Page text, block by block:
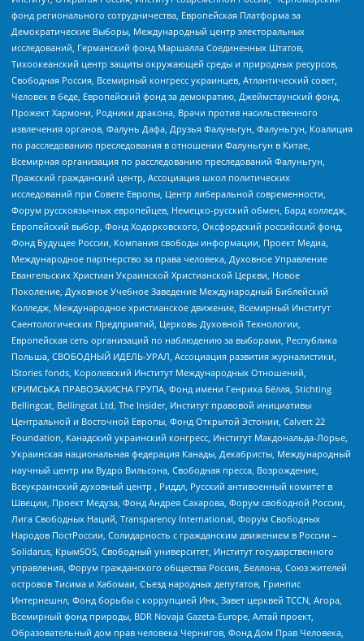
фонд регионального сотрудничества, Европейская Платформа за
Демократические Выборы, Международный центр электоральных
исследований, Германский фонд Маршалла Соединенных Штатов,
Тихоокеанский центр защиты окружающей среды и природных ресурсов,
Свободная Россия, Всемирный конгресс украинцев, Атлантический совет,
Человек в беде, Европейский фонд за демократию, Джеймстаунский фонд,
Прожект Хармони, Родники дракона, Врачи против насильственного
извлечения органов, Фалунь Дафа, Друзья Фалуньгун, Фалуньгун, Коалиция
по расследованию преследования в отношении Фалуньгун в Китае,
Всемирная организация по расследованию преследований Фалуньгун,
Пражский гражданский центр, Ассоциация школ политических
исследований при Совете Европы, Центр либеральной современности,
Форум русскоязычных европейцев, Немецко-русский обмен, Бард колледж,
Европейский выбор, Фонд Ходорковского, Оксфордский российский фонд,
Фонд Будущее России, Компания свободы информации, Проект Медиа,
Международное партнерство за права человека, Духовное Управление
Евангельских Христиан Украинской Христианской Церкви, Новое
Поколение, Духовное Учебное Заведение Международный Библейский
Колледж, Международное христианское движение, Всемирный Институт
Саентологических Предприятий, Церковь Духовной Технологии,
Европейская сеть организаций по наблюдению за выборами, Республика
Польша, СВОБОДНЫЙ ИДЕЛЬ-УРАЛ, Ассоциация развития журналистики,
IStories fonds, Королевский Институт Международных Отношений,
КРИМСЬКА ПРАВОЗАХИСНА ГРУПА, Фонд имени Генриха Бёлля, Stichting
Bellingcat, Bellingcat Ltd, The Insider, Институт правовой инициативы
Центральной и Восточной Европы, Фонд Открытой Эстонии, Calvert 22
Foundation, Канадский украинский конгресс, Институт Макдональда-Лорье,
Украинская национальная федерация Канады, Декабристы, Международный
научный центр им Вудро Вильсона, Свободная пресса, Возрождение,
Всеукраинский духовный центр , Риддл, Русский антивоенный комитет в
Швеции, Проект Медуза, Фонд Андрея Сахарова, Форум свободной России,
Лига Свободных Наций, Transparеncy International, Форум Свободных
Народов ПостРоссии, Солидарность с гражданским движением в России –
Solidarus, КрымSOS, Свободный университет, Институт государственного
управления, Форум гражданского общества Россия, Беллона, Союз жителей
островов Тисима и Хабомаи, Съезд народных депутатов, Гринпис
Интернешнл, Фонд борьбы с коррупцией Инк, Завет церквей TCCN, Агора,
Всемирный фонд природы, BDR Novaja Gazeta-Europe, Алтай проект,
Образовательный дом прав человека Чернигов, Фонд Дом Прав Человека,